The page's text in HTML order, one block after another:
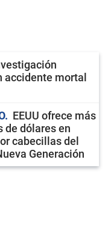
accidente mortal
EEUU ofrece más
de dólares en
cabecillas del
Generación